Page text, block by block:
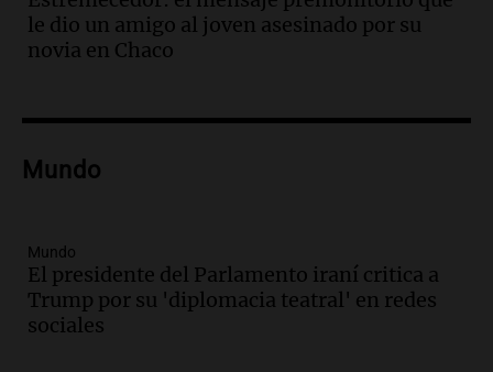
Episodios
día del niño.
Episodios
bandera de la universidad
La Argentina Posible
Episodios
Audio.
le dio un amigo al joven asesinado por su
novia en Chaco
Mundo
Mundo
El presidente del Parlamento iraní critica a
Trump por su 'diplomacia teatral' en redes
sociales